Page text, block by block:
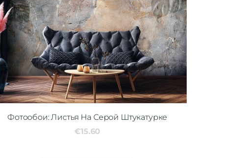
Фотообои: Листья На Серой Штукатурке
€15.60